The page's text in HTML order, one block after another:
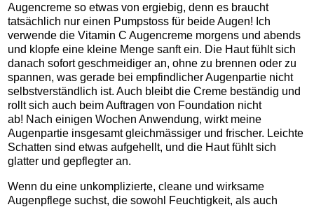
Augencreme so etwas von ergiebig, denn es braucht
tatsächlich nur einen Pumpstoss für beide Augen! Ich
verwende die Vitamin C Augencreme morgens und abends
und klopfe eine kleine Menge sanft ein. Die Haut fühlt sich
danach sofort geschmeidiger an, ohne zu brennen oder zu
spannen, was gerade bei empfindlicher Augenpartie nicht
selbstverständlich ist. Auch bleibt die Creme beständig und
rollt sich auch beim Auftragen von Foundation nicht
ab! Nach einigen Wochen Anwendung, wirkt meine
Augenpartie insgesamt gleichmässiger und frischer. Leichte
Schatten sind etwas aufgehellt, und die Haut fühlt sich
glatter und gepflegter an.
Wenn du eine unkomplizierte, cleane und wirksame
Augenpflege suchst, die sowohl Feuchtigkeit, als auch